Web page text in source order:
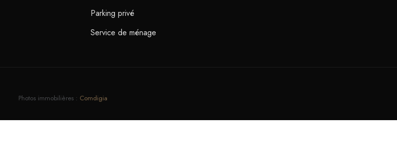
Parking privé
Service de ménage
Photos immobilières : Comdigia